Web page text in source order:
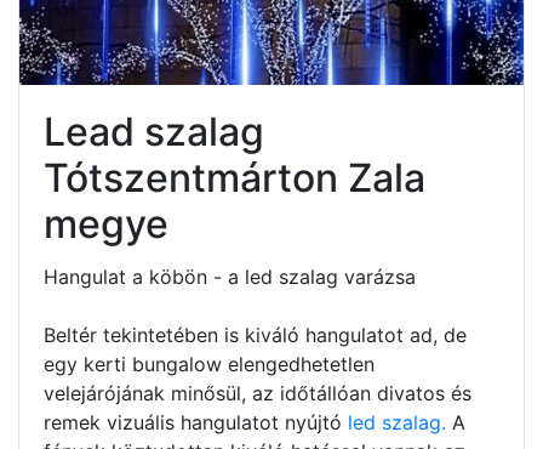
Lead szalag
Tótszentmárton Zala
megye
Hangulat a köbön - a led szalag varázsa
Beltér tekintetében is kiváló hangulatot ad, de
egy kerti bungalow elengedhetetlen
velejárójának minősül, az időtállóan divatos és
remek vizuális hangulatot nyújtó led szalag. A